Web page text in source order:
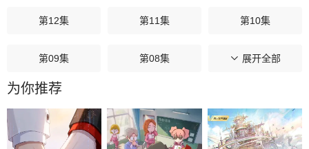
第12集 第11集 第10集
第09集 第08集 第07集
第06集
第03集 第02集 第01集
展开全部
为你推荐